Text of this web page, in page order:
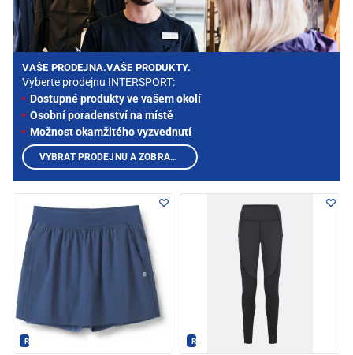
Rab - PEC POD SNĚŽKOU Rab - PEC POD SNĚŽKOU
VAŠE PRODEJNA.VAŠE PRODUKTY.
Vyberte prodejnu INTERSPORT:
Dostupné produkty ve vašem okolí
Osobní poradenství na místě
Možnost okamžitého vyzvednutí
VYBRAT PRODEJNU A ZOBRAZIT PRODUKTY